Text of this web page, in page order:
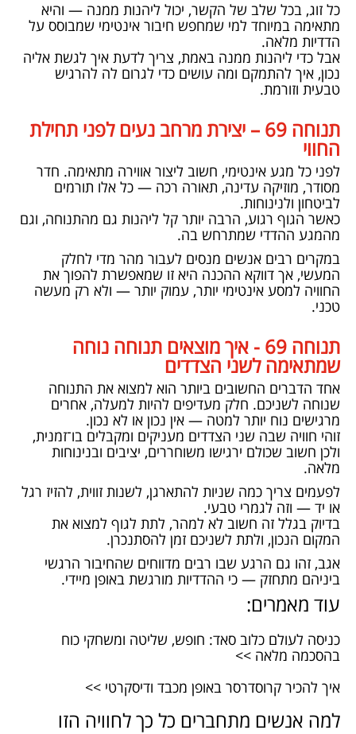
כל זוג, בכל שלב של הקשר, יכול ליהנות ממנה — והיא
מתאימה במיוחד למי שמחפש חיבור אינטימי שמבוסס על
הדדיות מלאה.
אבל כדי ליהנות ממנה באמת, צריך לדעת איך לגשת אליה
נכון, איך להתמקם ומה עושים כדי לגרום לה להרגיש
טבעית וזורמת.
תנוחה 69 – יצירת מרחב נעים לפני תחילת
החווי
לפני כל מגע אינטימי, חשוב ליצור אווירה מתאימה. חדר
מסודר, מוזיקה עדינה, תאורה רכה — כל אלו תורמים
לביטחון ולנינוחות.
כאשר הגוף רגוע, הרבה יותר קל ליהנות גם מהתנוחה, וגם
מהמגע ההדדי שמתרחש בה.
במקרים רבים אנשים מנסים לעבור מהר מדי לחלק
המעשי, אך דווקא ההכנה היא זו שמאפשרת להפוך את
החוויה למסע אינטימי יותר, עמוק יותר — ולא רק מעשה
טכני.
תנוחה 69 - איך מוצאים תנוחה נוחה
שמתאימה לשני הצדדים
אחד הדברים החשובים ביותר הוא למצוא את התנוחה
שנוחה לשניכם. חלק מעדיפים להיות למעלה, אחרים
מרגישים נוח יותר למטה — אין נכון או לא נכון.
זוהי חוויה שבה שני הצדדים מעניקים ומקבלים בו־זמנית,
ולכן חשוב שכולם ירגישו משוחררים, יציבים ובנינוחות
מלאה.
לפעמים צריך כמה שניות להתארגן, לשנות זווית, להזיז רגל
או יד — וזה לגמרי טבעי.
בדיוק בגלל זה חשוב לא למהר, לתת לגוף למצוא את
המקום הנכון, ולתת לשניכם זמן להסתנכרן.
אגב, זהו גם הרגע שבו רבים מדווחים שהחיבור הרגשי
ביניהם מתחזק — כי ההדדיות מורגשת באופן מיידי.
עוד מאמרים:
כניסה לעולם כלוב סאד: חופש, שליטה ומשחקי כוח
בהסכמה מלאה >>
איך להכיר קרוסדרסר באופן מכבד ודיסקרטי >>
למה אנשים מתחברים כל כך לחוויה הזו